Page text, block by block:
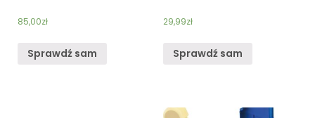
85,00zł
Sprawdź sam
29,99zł
Sprawdź sam